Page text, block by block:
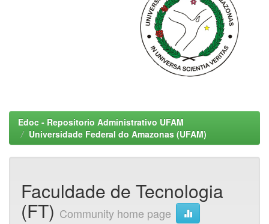
Edoc - Repositorio Administrativo UFAM
Universidade Federal do Amazonas (UFAM)
Faculdade de Tecnologia
(FT) Community home page